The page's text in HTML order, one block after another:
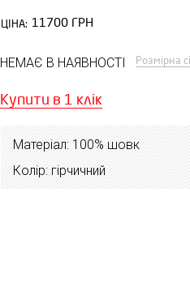
ЦІНА: 11700 ГРН
НЕМАЄ В НАЯВНОСТІ Розмірна
Купити в 1 клік
Матеріал: 100% шовк
Колір: гірчичний